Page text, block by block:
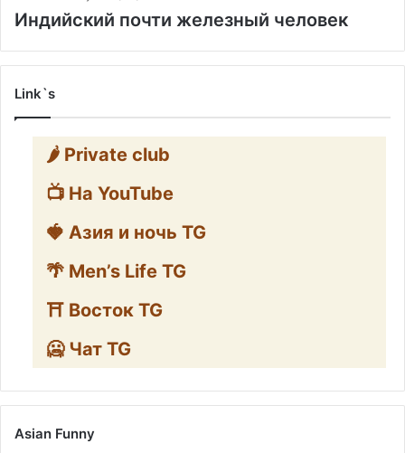
Индийский почти железный человек
Link`s
🌶️ Private club
📺 На YouTube
🍓 Азия и ночь TG
🌴 Men’s Life TG
⛩️ Восток TG
🥶 Чат TG
Asian Funny